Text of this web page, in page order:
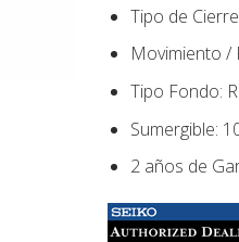
Tipo de
Movimiento /
Tipo Fondo:
Sumergible:
2 años de